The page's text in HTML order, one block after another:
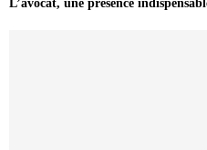
L’avocat, une présence